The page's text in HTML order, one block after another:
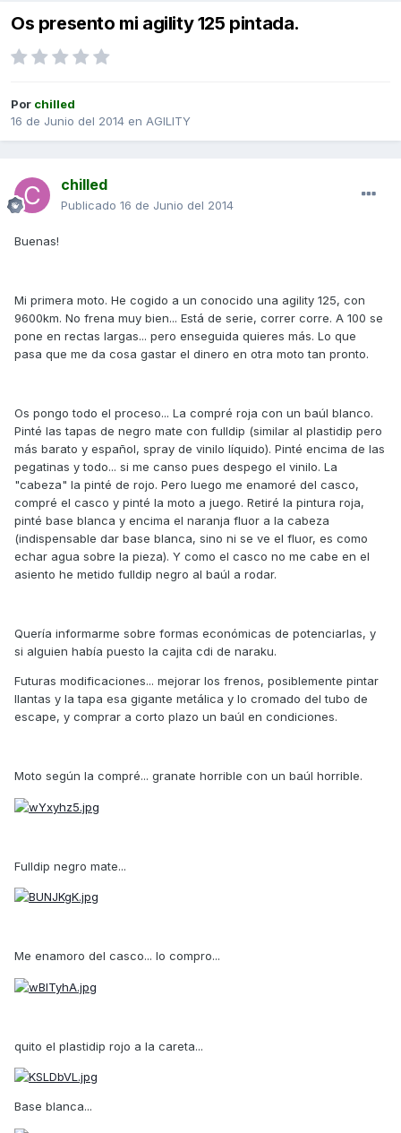
Os presento mi agility 125 pintada.
Por chilled
16 de Junio del 2014 en AGILITY
chilled
Publicado 16 de Junio del 2014
Buenas!
Mi primera moto. He cogido a un conocido una agility 125, con
9600km. No frena muy bien... Está de serie, correr corre. A 100 se
pone en rectas largas... pero enseguida quieres más. Lo que
pasa que me da cosa gastar el dinero en otra moto tan pronto.
Os pongo todo el proceso... La compré roja con un baúl blanco.
Pinté las tapas de negro mate con fulldip (similar al plastidip pero
más barato y español, spray de vinilo líquido). Pinté encima de las
pegatinas y todo... si me canso pues despego el vinilo. La
"cabeza" la pinté de rojo. Pero luego me enamoré del casco,
compré el casco y pinté la moto a juego. Retiré la pintura roja,
pinté base blanca y encima el naranja fluor a la cabeza
(indispensable dar base blanca, sino ni se ve el fluor, es como
echar agua sobre la pieza). Y como el casco no me cabe en el
asiento he metido fulldip negro al baúl a rodar.
Quería informarme sobre formas económicas de potenciarlas, y
si alguien había puesto la cajita cdi de naraku.
Futuras modificaciones... mejorar los frenos, posiblemente pintar
llantas y la tapa esa gigante metálica y lo cromado del tubo de
escape, y comprar a corto plazo un baúl en condiciones.
Moto según la compré... granate horrible con un baúl horrible.
Fulldip negro mate...
Me enamoro del casco... lo compro...
quito el plastidip rojo a la careta...
Base blanca...